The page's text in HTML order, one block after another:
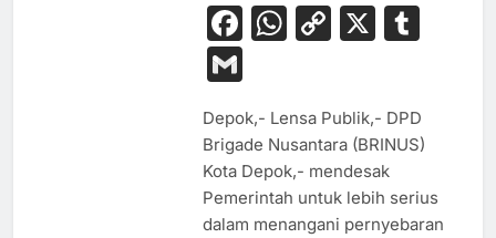
Facebook
WhatsApp
Copy
X
Gmail
Depok,- Lensa Publik,- DPD
Brigade Nusantara (BRINUS)
Kota Depok,- mendesak
Pemerintah untuk lebih serius
dalam menangani pernyebaran